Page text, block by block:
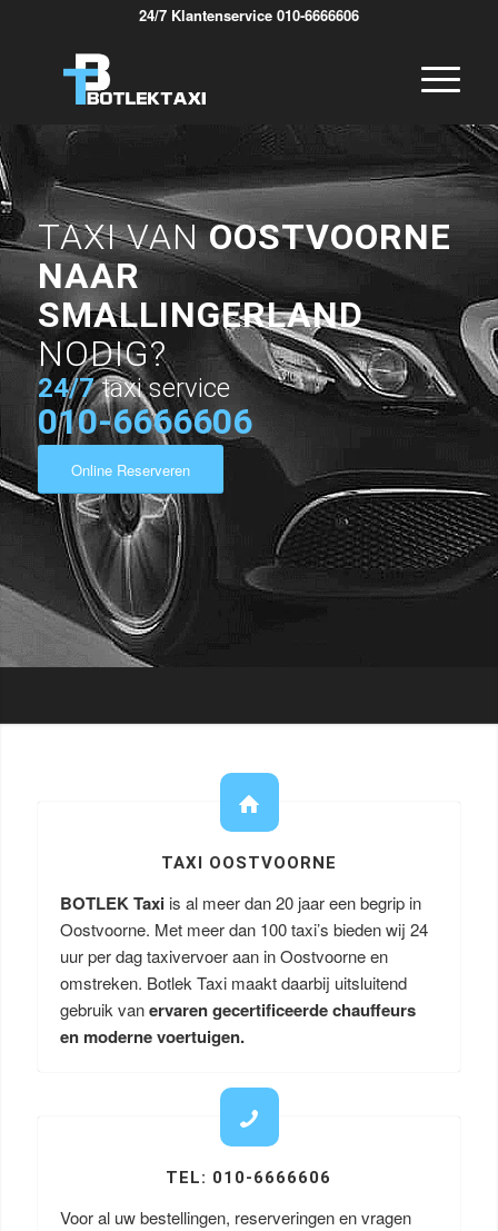
24/7 Klantenservice 010-6666606
TAXI VANOOSTVOORNE
NAAR
SMALLINGERLAND
NODIG?
24/7 taxi service
010-6666606
Online Reserveren
TAXI OOSTVOORNE
BOTLEK Taxi is al meer dan 20 jaar een begrip in
Oostvoorne. Met meer dan 100 taxi’s bieden wij 24
uur per dag taxivervoer aan in Oostvoorne en
omstreken. Botlek Taxi maakt daarbij uitsluitend
gebruik vanervaren gecertificeerde chauffeurs
en moderne voertuigen.
TEL: 010-6666606
Voor al uw bestellingen, reserveringen en vragen